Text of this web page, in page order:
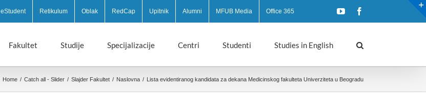
eStudent Retikulum Oblak RedCap Upitnik Alumni MFUB Media Office 365 YouTube
Fakultet Studije Specijalizacije Centri Studenti Studies in English
Home / Catch all - Slider / Slajder Fakultet / Naslovna / Lista evidentiranog kandidata za dekana Medicinskog fakulteta Univerziteta u Beogradu